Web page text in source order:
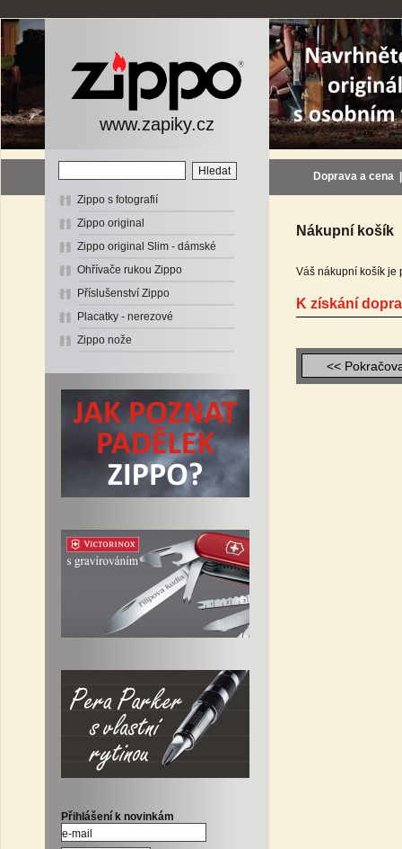
www.zapiky.cz
Zippo s fotografií
Zippo original
Zippo original Slim - dámské
Ohřívače rukou Zippo
Příslušenství Zippo
Placatky - nerezové
Zippo nože
Přihlášení k novinkám
Doprava a cena
Nákupní košík
Váš nákupní košík je
K získání
<<